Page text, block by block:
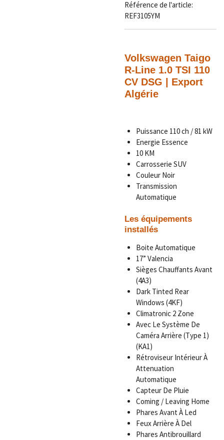
Référence de l'article:
REF3105YM
Volkswagen Taigo
R-Line 1.0 TSI 110
CV DSG | Export
Algérie
Puissance 110 ch / 81 kW
Energie Essence
10 KM
Carrosserie SUV
Couleur Noir
Transmission
Automatique
Les équipements
installés
Boite Automatique
17” Valencia
Sièges Chauffants Avant
(4A3)
Dark Tinted Rear
Windows (4KF)
Climatronic 2 Zone
Avec Le Système De
Caméra Arrière (Type 1)
(KA1)
Rétroviseur Intérieur À
Attenuation
Automatique
Capteur De Pluie
Coming / Leaving Home
Phares Avant À Led
Feux Arrière À Del
Phares Antibrouillard